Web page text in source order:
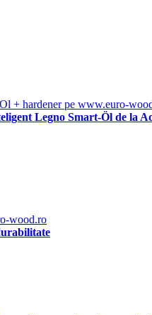
Legno Smart-Öl de la